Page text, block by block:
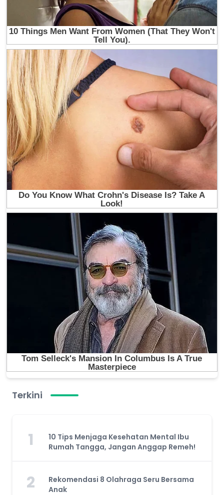
Terkini
1
10 Tips Menjaga Kesehatan Mental Ibu
Rumah Tangga, Jangan Anggap Remeh!
2
Rekomendasi 8 Olahraga Seru Bersama
Anak